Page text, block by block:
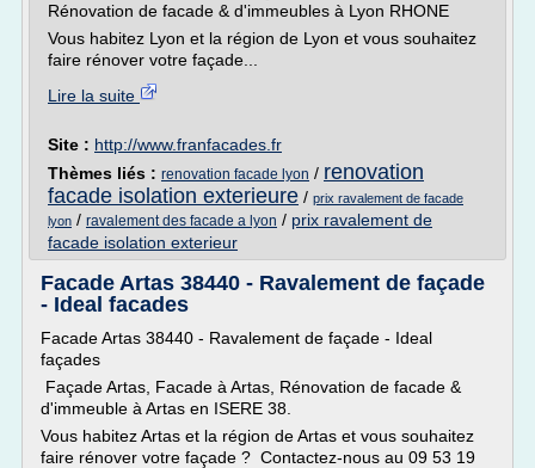
Rénovation de facade & d'immeubles à Lyon RHONE
Vous habitez Lyon et la région de Lyon et vous souhaitez
faire rénover votre façade...
Lire la suite
Site : http://www.franfacades.fr
Thèmes liés : renovation facade lyon / renovation
facade isolation exterieure / prix ravalement de facade
lyon / ravalement des facade a lyon / prix ravalement de
facade isolation exterieur
Facade Artas 38440 - Ravalement de façade
- Ideal facades
Facade Artas 38440 - Ravalement de façade - Ideal
façades
Façade Artas, Facade à Artas, Rénovation de facade &
d'immeuble à Artas en ISERE 38.
Vous habitez Artas et la région de Artas et vous souhaitez
faire rénover votre façade ? Contactez-nous au 09 53 19